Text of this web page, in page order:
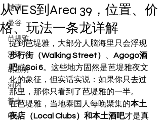
越南
曼谷
芭提雅
清迈
胡志明
河内
普吉
甲米
从YES到Area 39，位置、价
格、玩法一条龙详解
提到芭堤雅，大部分人脑海里只会浮现
步行街（Walking Street）
Agogo酒
吧或Soi 6。这些地方固然是芭堤雅夜文
化的象征，但实话实说：如果你只去过
那里，那你只看到了芭堤雅的一半。
在芭堤雅，当地泰国人每晚聚集的本土
夜店（Local Clubs）和本土酒吧才是真